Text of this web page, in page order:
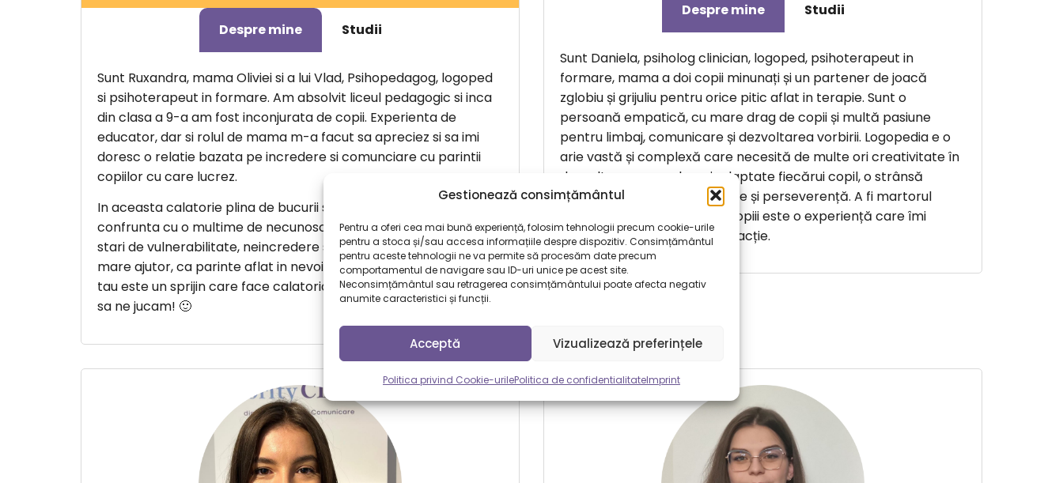
Gestionează consimțământul
Pentru a oferi cea mai bună experiență, folosim tehnologii precum cookie-urile
pentru a stoca și/sau accesa informațiile despre dispozitiv. Consimțământul
pentru aceste tehnologii ne va permite să procesăm date precum
comportamentul de navigare sau ID-uri unice pe acest site.
Neconsimțământul sau retragerea consimțământului poate afecta negativ
anumite caracteristici și funcții.
Acceptă Vizualizează preferințele
Politica privind Cookie-urilePolitica de confidentialitateImprint
Despre mine Studii
Sunt Ruxandra, mama Oliviei si a lui Vlad, Psihopedagog, logoped
si psihoterapeut in formare. Am absolvit liceul pedagogic si inca
din clasa a 9-a am fost inconjurata de copii. Experienta de
educator, dar si rolul de mama m-a facut sa apreciez si sa imi
doresc o relatie bazata pe incredere si comunciare cu parintii
copiilor cu care lucrez.
In aceasta calatorie plina de bucurii si impliniri, parintii se pot
confrunta cu o multime de necunoscute, intrebari si nesigurante,
stari de vulnerabilitate, neincredere si teama. Si atunci este de
mare ajutor, ca parinte aflat in nevoie, sa simti ca langa umarul
tau este un sprijin care face calatoria putin mai lina. Sa nu uitam
sa ne jucam! 🙂
Despre mine Studii
Sunt Daniela, psiholog clinician, logoped, psihoterapeut in
formare, mama a doi copii minunați și un partener de joacă
zglobiu și grijuliu pentru orice pitic aflat in terapie. Sunt o
persoană empatică, cu mare drag de copii și multă pasiune
pentru limbaj, comunicare și dezvoltarea vorbirii. Logopedia e o
arie vastă și complexă care necesită de multe ori creativitate în
dezvoltarea unor planuri adaptate fiecărui copil, o strânsă
cooperare cu familia, răbdare și perseverență. A fi martorul
progreselor pe care le fac copiii este o experiență care îmi
aduce multă bucurie și satisfacție.